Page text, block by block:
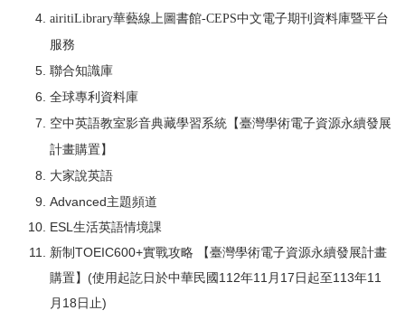
airitiLibrary華藝線上圖書館-CEPS中文電子期刊資料庫暨平台
服務
聯合知識庫
全球專利資料庫
空中英語教室影音典藏學習系統 【臺灣學術電子資源永續發展
計畫購置】
大家說英語
Advanced主題頻道
ESL生活英語情境課
新制TOEIC600+實戰攻略 【臺灣學術電子資源永續發展計畫
購置】(使用起訖日於中華民國112年11月17日起至113年11
月18日止)